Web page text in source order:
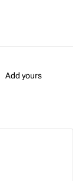
Add yours